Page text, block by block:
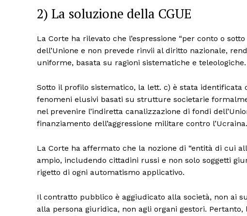
2) La soluzione della CGUE
La Corte ha rilevato che l’espressione “per conto o
dell’Unione e non prevede rinvii al diritto nazionale,
uniforme, basata su ragioni sistematiche e teleologiche.
Sotto il profilo sistematico, la lett. c) è stata
fenomeni elusivi basati su strutture societarie
nel prevenire l’indiretta canalizzazione di fondi
finanziamento dell’aggressione militare contro l’Ucraina.
La Corte ha affermato che la nozione di “entità di cui
ampio, includendo cittadini russi e non solo soggetti
rigetto di ogni automatismo applicativo.
Il contratto pubblico è aggiudicato alla società, non ai
alla persona giuridica, non agli organi gestori.